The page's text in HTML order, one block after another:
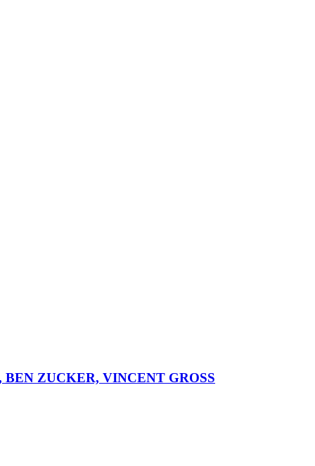
BEN ZUCKER, VINCENT GROSS